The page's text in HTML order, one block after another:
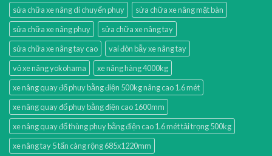
sửa chữa xe nâng di chuyển phuy
sửa chữa xe nâng mặt bàn
sửa chữa xe nâng phuy
sửa chữa xe nâng tay
sửa chữa xe nâng tay cao
vai đòn bẫy xe nâng tay
vỏ xe nâng yokohama
xe nâng hàng 4000kg
xe nâng quay đổ phuy bằng điện 500kg nâng cao 1.6 mét
xe nâng quay đổ phuy bằng điện cao 1600mm
xe nâng quay đổ thùng phuy bằng điện cao 1.6 mét tải trọng 500kg
xe nâng tay 5 tấn càng rộng 685x1220mm